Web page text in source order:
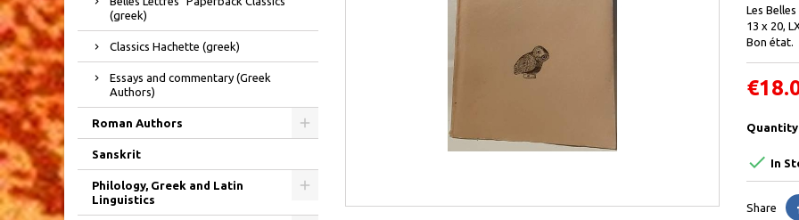
(greek)
Classics Hachette (greek)
Essays and commentary (Greek
Authors)
Roman Authors
Sanskrit
Philology, Greek and Latin
Linguistics
Les
13 x 20,
Bon état.
Quantity
 In
Share